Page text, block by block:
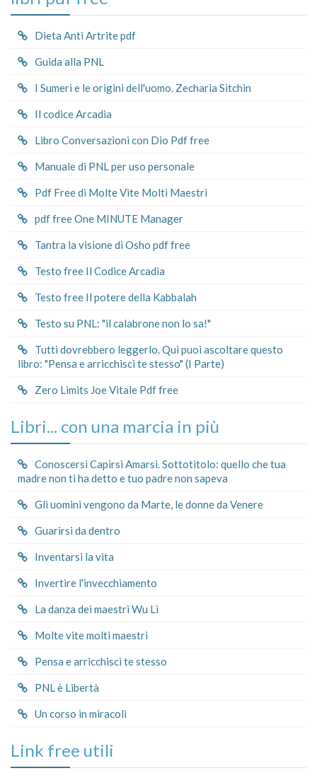
Dieta Anti Artrite pdf
Guida alla PNL
I Sumeri e le origini dell'uomo. Zecharia Sitchin
Il codice Arcadia
Libro Conversazioni con Dio Pdf free
Manuale di PNL per uso personale
Pdf Free di Molte Vite Molti Maestri
pdf free One MINUTE Manager
Tantra la visione di Osho pdf free
Testo free Il Codice Arcadia
Testo free Il potere della Kabbalah
Testo su PNL: "il calabrone non lo sa!"
Tutti dovrebbero leggerlo. Qui puoi ascoltare questo
libro: "Pensa e arricchisci te stesso" (I Parte)
Zero Limits Joe Vitale Pdf free
Libri... con una marcia in più
Conoscersi Capirsi Amarsi. Sottotitolo: quello che tua
madre non ti ha detto e tuo padre non sapeva
Gli uomini vengono da Marte, le donne da Venere
Guarirsi da dentro
Inventarsi la vita
Invertire l'invecchiamento
La danza dei maestri Wu Li
Molte vite molti maestri
Pensa e arricchisci te stesso
PNL è Libertà
Un corso in miracoli
Link free utili